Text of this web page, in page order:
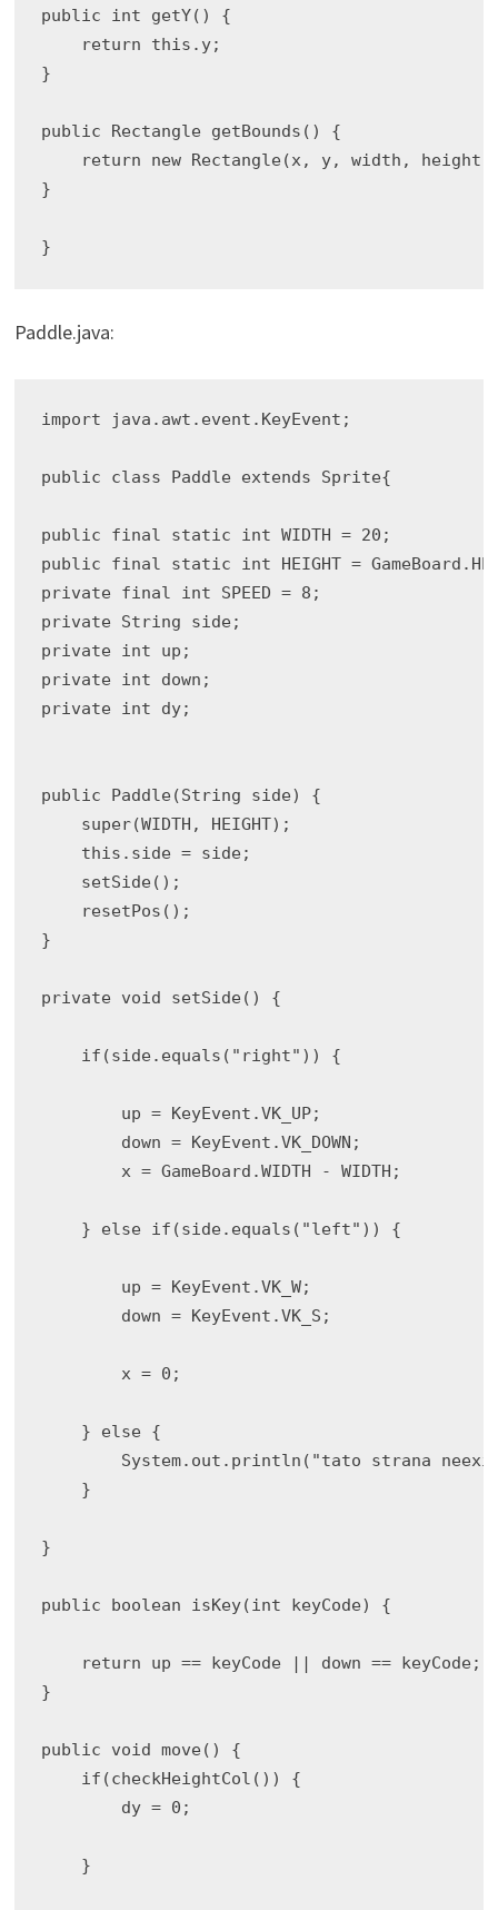
public int getY() {
    return this.y;
}
public Rectangle getBounds() {
return new Rectangle(x, y, width,
}
Paddle.java:
import java.awt.event.KeyEvent;
public class Paddle extends Sprite{
public final static int WIDTH = 20;
public final static int HEIGHT =
private final int SPEED = 8;
private String side;
private int up;
private int down;
private int dy;
public Paddle(String side) {
    super(WIDTH, HEIGHT);
    this.side = side;
    setSide();
    resetPos();
}
private void setSide() {
    if(side.equals("right")) {
        up = KeyEvent.VK_UP;
        down = KeyEvent.VK_DOWN;
        x = GameBoard.WIDTH - WIDTH;
    } else if(side.equals("left")) {
        up = KeyEvent.VK_W;
        down = KeyEvent.VK_S;
        x = 0;
    } else {
System.out.println("tato strana
    }
}
public boolean isKey(int keyCode) {
    return up == keyCode || down == keyCode;
}
public void move() {
    if(checkHeightCol()) {
        dy = 0;
    }